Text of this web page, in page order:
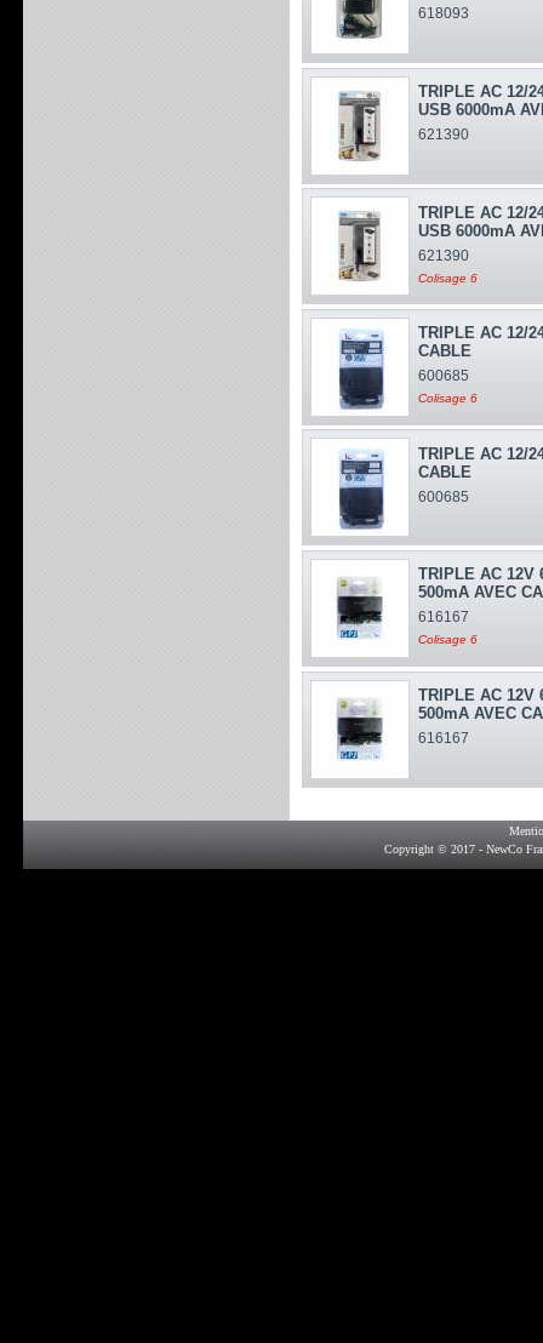
618093
TRIPLE AC 12/
USB 6000mA
621390
TRIPLE AC 12/
USB 6000mA
621390
Colisage 6
TRIPLE AC 12/
CABLE
600685
Colisage 6
TRIPLE AC 12/
CABLE
600685
TRIPLE AC 12V
500mA AVEC
616167
Colisage 6
TRIPLE AC 12V
500mA AVEC
616167
Copyright © 2017 - NewCo